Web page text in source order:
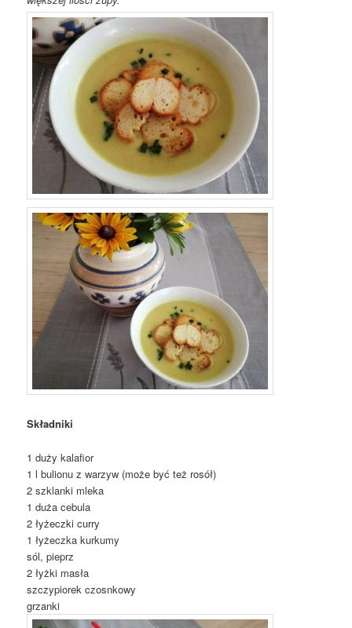
Składniki
1 duży kalafior
1 l bulionu z warzyw (może być też rosół)
2 szklanki mleka
1 duża cebula
2 łyżeczki curry
1 łyżeczka kurkumy
sól, pieprz
2 łyżki masła
szczypiorek czosnkowy
grzanki